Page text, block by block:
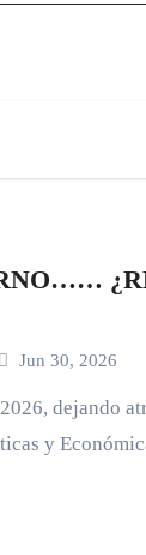
Jun 30, 2026
dejando
y